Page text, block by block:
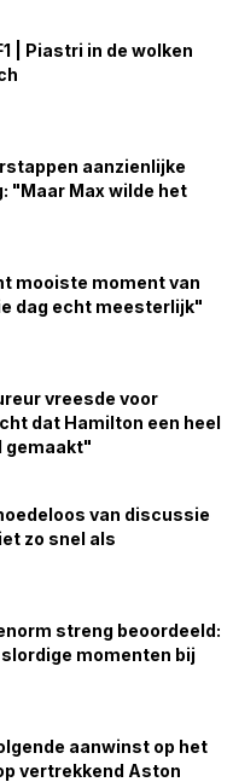
| Piastri in de wolken
aanzienlijke
"Maar Max wilde het
mooiste moment van
dag echt meesterlijk"
vreesde voor
dat Hamilton een heel
gemaakt"
van discussie
zo snel als
streng beoordeeld:
momenten bij
aanwinst op het
vertrekkend Aston